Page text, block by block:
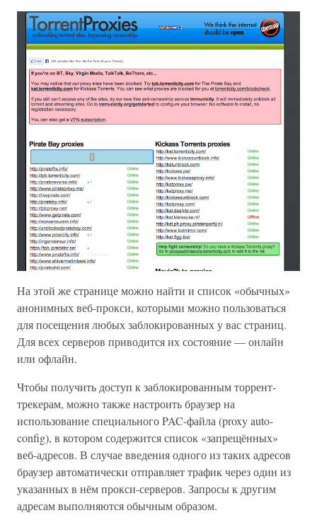
На этой же странице можно найти и список «обычных»
анонимных веб-прокси, которыми можно пользоваться
для посещения любых заблокированных у вас страниц.
Для всех серверов приводится их состояние — онлайн
или офлайн.
Чтобы получить доступ к заблокированным торрент-
трекерам, можно также настроить браузер на
использование специального PAC-файла (proxy auto-
config), в котором содержится список «запрещённых»
веб-адресов. В случае введения одного из таких адресов
браузер автоматически отправляет трафик через один из
указанных в нём прокси-серверов. Запросы к другим
адресам выполняются обычным образом.